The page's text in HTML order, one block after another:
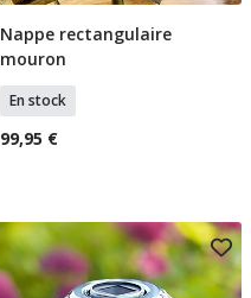
Ajouter Au Panier
Nappe rectangulaire
mouron
En stock
99,95 €